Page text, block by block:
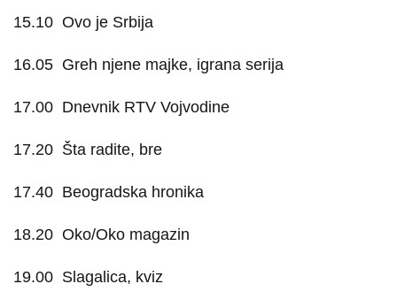
15.10 Ovo je Srbija
16.05 Greh njene majke, igrana serija
17.00 Dnevnik RTV Vojvodine
17.20 Šta radite, bre
17.40 Beogradska hronika
18.20 Oko/Oko magazin
19.00 Slagalica, kviz